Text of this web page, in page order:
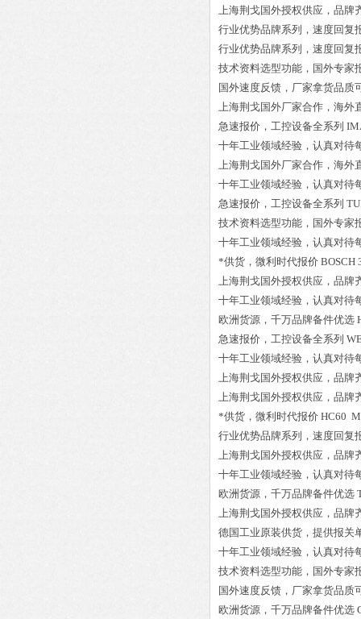
上海荆戈国外授权供应，品牌
行业优势品牌系列，速度回复
行业优势品牌系列，速度回复
技术资料选型功能，国外专家
国外速度反馈，厂家拿货品质
上海荆戈国外厂家合作，海外
急速报价，工控设备全系列
十年工业领域经验，认真对待
上海荆戈国外厂家合作，海外
十年工业领域经验，认真对待
急速报价，工控设备全系列
技术资料选型功能，国外专家
十年工业领域经验，认真对待
*供货，微利时代报价 BOSCH
上海荆戈国外授权供应，品牌
十年工业领域经验，认真对待
欧洲货源，千万品牌备件优选
急速报价，工控设备全系列
十年工业领域经验，认真对待
上海荆戈国外授权供应，品牌
上海荆戈国外授权供应，品牌
*供货，微利时代报价 HC60
行业优势品牌系列，速度回复
上海荆戈国外授权供应，品牌
十年工业领域经验，认真对待
欧洲货源，千万品牌备件优选
上海荆戈国外授权供应，品牌
德国工业原装供货，提供报关
十年工业领域经验，认真对待
技术资料选型功能，国外专家
国外速度反馈，厂家拿货品质
欧洲货源，千万品牌备件优选